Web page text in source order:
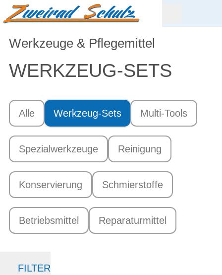
Werkzeuge & Pflegemittel
WERKZEUG-SETS
Alle Werkzeug-Sets Multi-Tools
Spezialwerkzeuge Reinigung
Konservierung Schmierstoffe
Betriebsmittel Reparaturmittel
FILTER